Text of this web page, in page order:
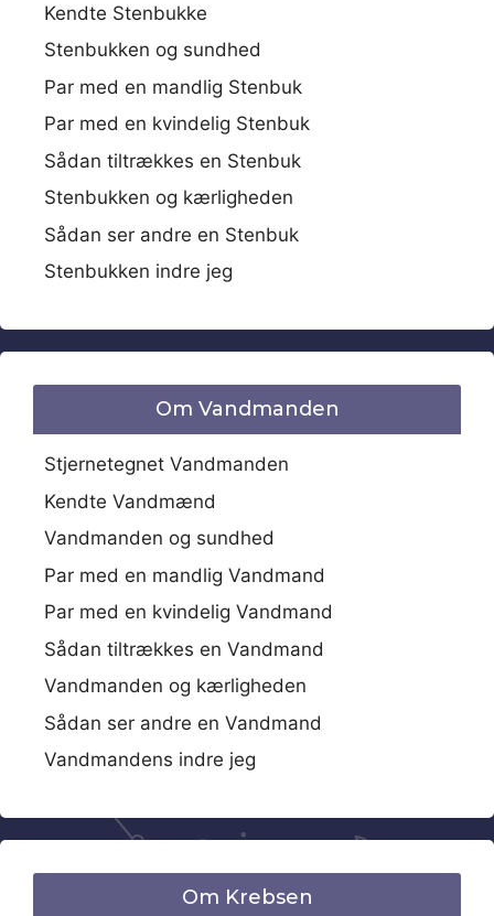
Kendte Stenbukke
Stenbukken og sundhed
Par med en mandlig Stenbuk
Par med en kvindelig Stenbuk
Sådan tiltrækkes en Stenbuk
Stenbukken og kærligheden
Sådan ser andre en Stenbuk
Stenbukken indre jeg
Om Vandmanden
Stjernetegnet Vandmanden
Kendte Vandmænd
Vandmanden og sundhed
Par med en mandlig Vandmand
Par med en kvindelig Vandmand
Sådan tiltrækkes en Vandmand
Vandmanden og kærligheden
Sådan ser andre en Vandmand
Vandmandens indre jeg
Om Krebsen